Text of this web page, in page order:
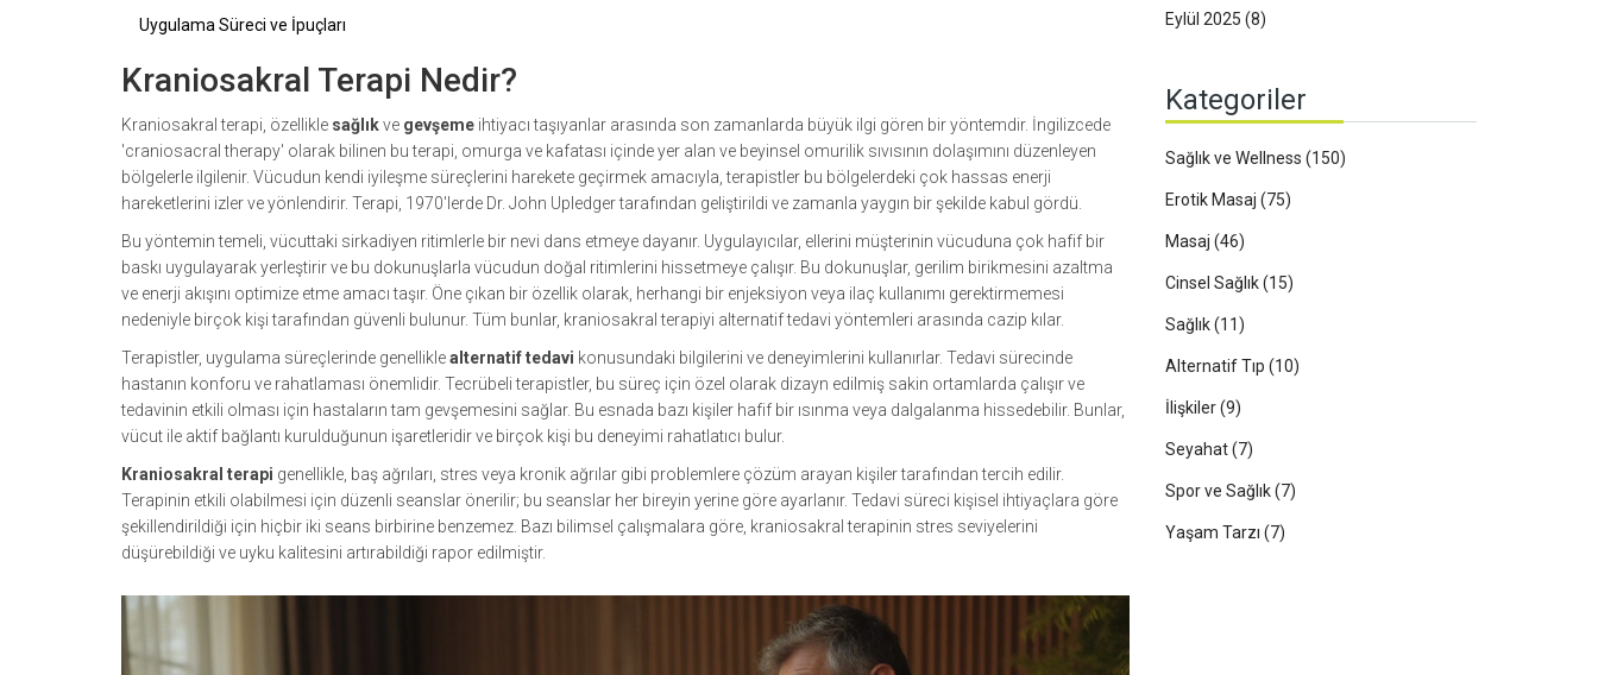
Uygulama Süreci ve İpuçları
Kraniosakral Terapi Nedir?
Kraniosakral terapi, özellikle sağlıkve gevşeme ihtiyacı taşıyanlar arasında son zamanlarda büyük ilgi gören bir yöntemdir. İngilizcede
'craniosacral therapy' olarak bilinen bu terapi, omurga ve kafatası içinde yer alan ve beyinsel omurilik sıvısının dolaşımını düzenleyen
bölgelerle ilgilenir. Vücudun kendi iyileşme süreçlerini harekete geçirmek amacıyla, terapistler bu bölgelerdeki çok hassas enerji
hareketlerini izler ve yönlendirir. Terapi, 1970'lerde Dr. John Upledger tarafından geliştirildi ve zamanla yaygın bir şekilde kabul gördü.
Bu yöntemin temeli, vücuttaki sirkadiyen ritimlerle bir nevi dans etmeye dayanır. Uygulayıcılar, ellerini müşterinin vücuduna çok hafif bir
baskı uygulayarak yerleştirir ve bu dokunuşlarla vücudun doğal ritimlerini hissetmeye çalışır. Bu dokunuşlar, gerilim birikmesini azaltma
ve enerji akışını optimize etme amacı taşır. Öne çıkan bir özellik olarak, herhangi bir enjeksiyon veya ilaç kullanımı gerektirmemesi
nedeniyle birçok kişi tarafından güvenli bulunur. Tüm bunlar, kraniosakral terapiyi alternatif tedavi yöntemleri arasında cazip kılar.
Terapistler, uygulama süreçlerinde genelliklealternatif tedavi konusundaki bilgilerini ve deneyimlerini kullanırlar. Tedavi sürecinde
hastanın konforu ve rahatlaması önemlidir. Tecrübeli terapistler, bu süreç için özel olarak dizayn edilmiş sakin ortamlarda çalışır ve
tedavinin etkili olması için hastaların tam gevşemesini sağlar. Bu esnada bazı kişiler hafif bir ısınma veya dalgalanma hissedebilir. Bunlar,
vücut ile aktif bağlantı kurulduğunun işaretleridir ve birçok kişi bu deneyimi rahatlatıcı bulur.
Kraniosakral terapi genellikle, baş ağrıları, stres veya kronik ağrılar gibi problemlere çözüm arayan kişiler tarafından tercih edilir.
Terapinin etkili olabilmesi için düzenli seanslar önerilir; bu seanslar her bireyin yerine göre ayarlanır. Tedavi süreci kişisel ihtiyaçlara göre
şekillendirildiği için hiçbir iki seans birbirine benzemez. Bazı bilimsel çalışmalara göre, kraniosakral terapinin stres seviyelerini
düşürebildiği ve uyku kalitesini artırabildiği rapor edilmiştir.
Eylül 2025 (8)
Kategoriler
Sağlık ve Wellness (150)
Erotik Masaj (75)
Masaj (46)
Cinsel Sağlık(15)
Sağlık(11)
Alternatif Tıp (10)
İlişkiler(9)
Seyahat(7)
Spor ve Sağlık(7)
Yaşam Tarzı (7)